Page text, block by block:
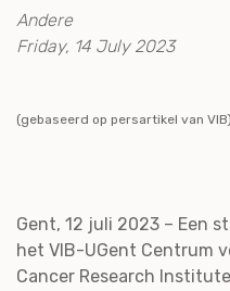
Andere
Friday, 14 July 2023
(gebaseerd op persartikel van VIB)
Gent, 12 juli 2023 – Een
het VIB-UGent Centrum
Cancer Research